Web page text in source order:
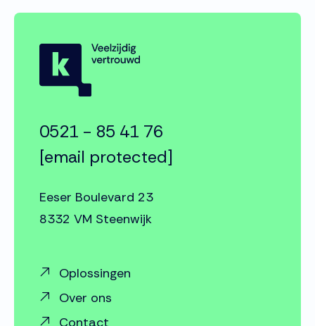
0521 - 85 41 76
[email protected]
Eeser Boulevard 23
8332 VM Steenwijk
Oplossingen
Over ons
Contact